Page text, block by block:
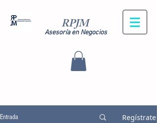
RPJM
Asesoría en Negocios
Entrada Regístrate